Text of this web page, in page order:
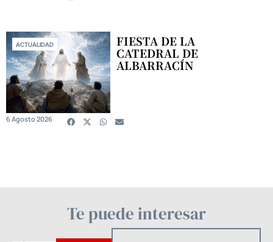
ACTUALIDAD FIESTA DE LA
CATEDRAL DE
ALBARRACÍN
6 Agosto 2026
Te puede interesar